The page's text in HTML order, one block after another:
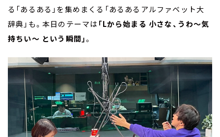
る「あるある」を集めまくる「あるあるアルファベット大
辞典」も。本日のテーマは 「Lから始まる 小さな、うわ～気
持ちい～ という瞬間」。